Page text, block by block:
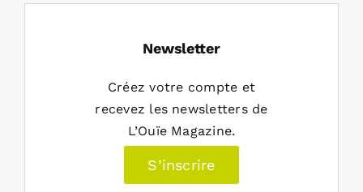
Newsletter
Créez votre compte et
recevez les newsletters de
L’Ouïe Magazine.
S’inscrire